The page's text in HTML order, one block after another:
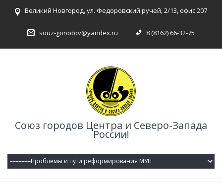
Великий Новгород, ул. Федоровский ручей, 2/13, офис 207
souz-gorodov@yandex.ru 8 (8162) 66-32-75
Союз городов Центра и Северо-Запада
России!